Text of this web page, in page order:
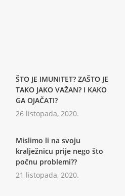
ŠTO JE IMUNITET? ZAŠTO JE
TAKO JAKO VAŽAN? I KAKO
GA OJAČATI?
26 listopada, 2020.
Mislimo li na svoju
kralježnicu prije nego što
počnu problemi??
21 listopada, 2020.